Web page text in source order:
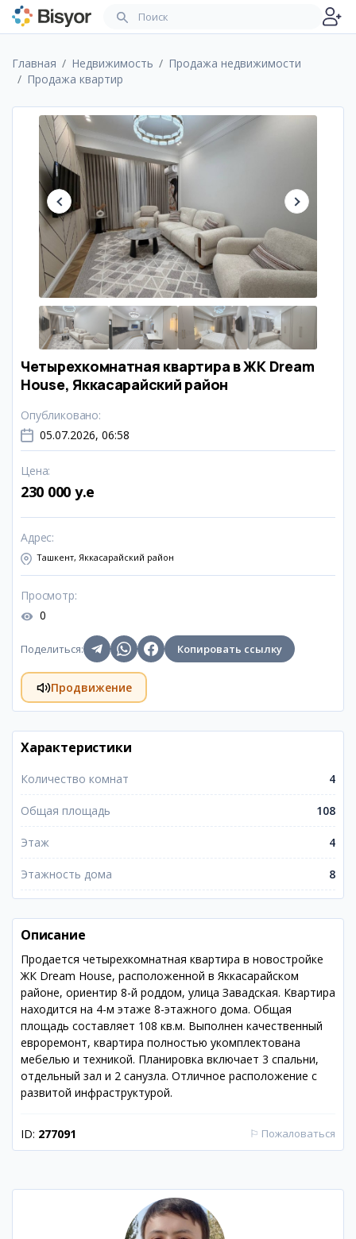
Главная Недвижимость
Продажа недвижимости
Продажа квартир
Четырехкомнатная квартира в ЖК Dream
House, Яккасарайский район
Опубликовано:
05.07.2026, 06:58
Цена:
230 000 y.e
Адрес:
Ташкент, Яккасарайский район
Просмотр:
0
Поделиться: Копировать ссылку
Продвижение
Характеристики
Количество комнат 4
Общая площадь 108
Этаж 4
Этажность дома 8
Описание
Продается четырехкомнатная квартира в новостройке
ЖК Dream House, расположенной в Яккасарайском
районе, ориентир 8-й роддом, улица Завадская. Квартира
находится на 4-м этаже 8-этажного дома. Общая
площадь составляет 108 кв.м. Выполнен качественный
евроремонт, квартира полностью укомплектована
мебелью и техникой. Планировка включает 3 спальни,
отдельный зал и 2 санузла. Отличное расположение с
развитой инфраструктурой.
ID: 277091 ⚐ Пожаловаться